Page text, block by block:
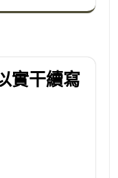
實干續寫